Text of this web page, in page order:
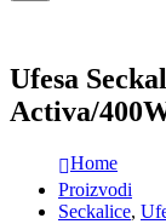
Ufesa
Activa/
Home
Proizvodi
Seckalice,